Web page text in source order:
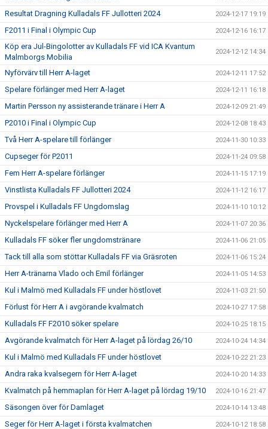
Resultat Dragning Kulladals FF Jullotteri 2024 2024-12-17 19:19
F2011 i Final i Olympic Cup 2024-12-16 16:17
Köp era Jul-Bingolotter av Kulladals FF vid ICA Kvantum
Malmborgs Mobilia
2024-12-12 14:34
Nyförvärv till Herr A-laget 2024-12-11 17:52
Spelare förlänger med Herr A-laget 2024-12-11 16:18
Martin Persson ny assisterande tränare i Herr A 2024-12-09 21:49
P2010 i Final i Olympic Cup 2024-12-08 18:43
Två Herr A-spelare till förlänger 2024-11-30 10:33
Cupseger för P2011 2024-11-24 09:58
Fem Herr A-spelare förlänger 2024-11-15 17:19
Vinstlista Kulladals FF Jullotteri 2024 2024-11-12 16:17
Provspel i Kulladals FF Ungdomslag 2024-11-10 10:12
Nyckelspelare förlänger med Herr A 2024-11-07 20:36
Kulladals FF söker fler ungdomstränare 2024-11-06 21:05
Tack till alla som stöttar Kulladals FF via Gräsroten 2024-11-06 15:24
Herr A-tränarna Vlado och Emil förlänger 2024-11-05 14:53
Kul i Malmö med Kulladals FF under höstlovet 2024-11-03 21:50
Förlust för Herr A i avgörande kvalmatch 2024-10-27 17:58
Kulladals FF F2010 söker spelare 2024-10-25 18:15
Avgörande kvalmatch för Herr A-laget på lördag 26/10 2024-10-24 14:34
Kul i Malmö med Kulladals FF under höstlovet 2024-10-22 21:23
Andra raka kvalsegern för Herr A-laget 2024-10-20 14:33
Kvalmatch på hemmaplan för Herr A-laget på lördag 19/10 2024-10-16 21:47
Säsongen över för Damlaget 2024-10-14 13:48
Seger för Herr A-laget i första kvalmatchen 2024-10-12 18:58